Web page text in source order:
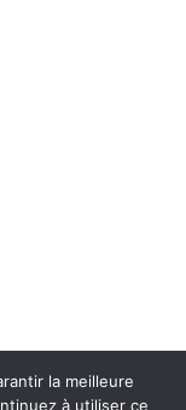
la meilleure
à utiliser ce